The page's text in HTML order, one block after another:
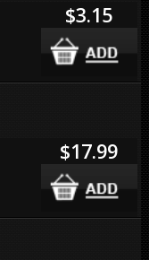
$3.15
$17.99